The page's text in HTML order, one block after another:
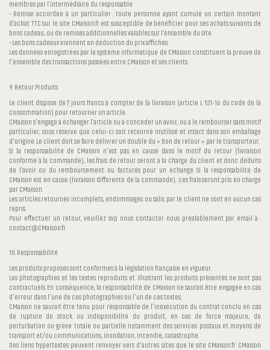
membres par l’intermédiaire du responsable.
• Remise accordée à un particulier : toute personne ayant cumulé un certain montant
d’achat TTC sur le site CMaison.fr est susceptible de bénéficier pour ses achats suivants de
bons cadeau, ou de remises additionnelles valables sur l’ensemble du site.
• Les bons cadeaux viennent en déduction du prix affichés.
Les données enregistrées par le système informatique de CMaison constituent la preuve de
l'ensemble des transactions passées entre CMaison et ses clients.
9. Retour Produits
Le client dispose de 7 jours francs à compter de la livraison (article L 121-16 du code de la
consommation) pour retourner un article.
CMaison s'engage à échanger l’article ou à concéder un avoir, ou à le rembourser sans motif
particulier, sous réserve que celui-ci soit retourné inutilisé et intact dans son emballage
d'origine. Le client doit se faire délivrer un double du « Bon de retour » par le transporteur.
Si la responsabilité de CMaison n'est pas en cause dans le motif du retour (livraison
conforme à la commande), les frais de retour seront à la charge du client et donc déduits
de l’avoir ou du remboursement ou facturés pour un échange. Si la responsabilité de
CMaison est en cause (livraison différente de la commande), ces frais seront pris en charge
par CMaison.
Les articles retournés incomplets, endommagés ou salis par le client ne sont en aucun cas
repris.
Pour effectuer un retour, veuillez svp nous contacter nous préalablement par email à :
contact@CMaison.fr
10. Responsabilité
Les produits proposés sont conformes à la législation française en vigueur.
Les photographies et les textes reproduits et illustrant les produits présentés ne sont pas
contractuels. En conséquence, la responsabilité de CMaison ne saurait être engagée en cas
d'erreur dans l'une de ces photographies ou l'un de ces textes.
CMaison ne saurait être tenu pour responsable de l'inexécution du contrat conclu en cas
de rupture de stock ou indisponibilité du produit, en cas de force majeure, de
perturbation ou grève totale ou partielle notamment des services postaux et moyens de
transport et/ou communications, inondation, incendie, catastrophe.
Des liens hypertextes peuvent renvoyer vers d'autres sites que le site CMaison.fr. CMaison